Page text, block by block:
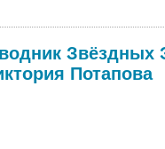
Потапова